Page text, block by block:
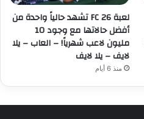
لعبة FC 26 تشهد حالياً واحدة من
أفضل حالاتها مع وجود 10
مليون لاعب شهرياً! – العاب – يلا
لايف – يلا لايف
منذ 6 أيام